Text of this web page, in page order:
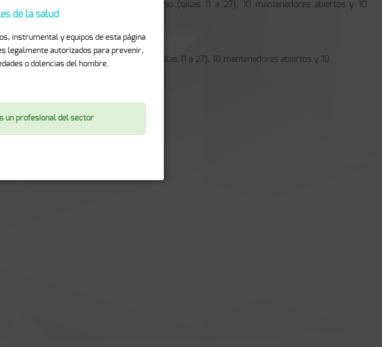
tamaños de mayor probabilidad de uso (tallas 11 a 27), 10 mantenedores abiertos y 10
de mayor probabilidad de uso (tallas 11 a 27), 10 mantenedores abiertos y 10